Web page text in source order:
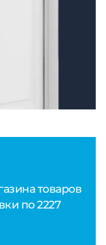
товаров
по 2227